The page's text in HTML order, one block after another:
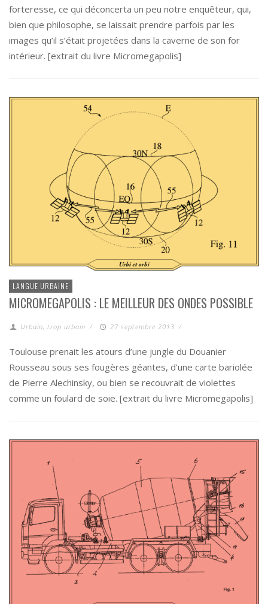
forteresse, ce qui déconcerta un peu notre enquêteur, qui,
bien que philosophe, se laissait prendre parfois par les
images qu’il s’était projetées dans la caverne de son for
intérieur. [extrait du livre Micromegapolis]
LANGUE URBAINE
MICROMEGAPOLIS : LE MEILLEUR DES ONDES POSSIBLE
Urbain, trop urbain / 27 septembre 2013 /
Toulouse prenait les atours d’une jungle du Douanier
Rousseau sous ses fougères géantes, d’une carte bariolée
de Pierre Alechinsky, ou bien se recouvrait de violettes
comme un foulard de soie. [extrait du livre Micromegapolis]